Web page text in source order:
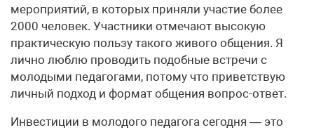
мероприятий, в которых приняли участие более
2000 человек. Участники отмечают высокую
практическую пользу такого живого общения. Я
лично люблю проводить подобные встречи с
молодыми педагогами, потому что приветствую
личный подход и формат общения вопрос-ответ.
Инвестиции в молодого педагога сегодня — это